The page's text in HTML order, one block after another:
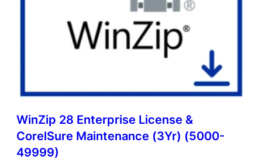
WinZip 28 Enterprise License &
CorelSure Maintenance (3Yr) (5000-
49999)